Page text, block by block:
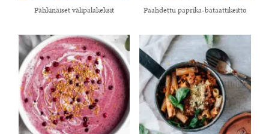
Pähkinäiset välipalakeksit Paahdettu paprika-bataattikeitto